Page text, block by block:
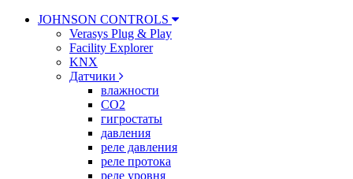
JOHNSON CONTROLS
Verasys Plug & Play
Facility Explorer
KNX
Датчики
влажности
CO2
гигростаты
давления
реле давления
реле протока
реле уровня